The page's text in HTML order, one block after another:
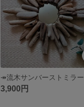
↠流木サンバーストミラー
3,900円